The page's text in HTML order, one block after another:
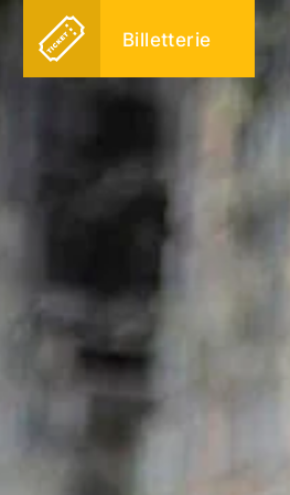
Billetterie